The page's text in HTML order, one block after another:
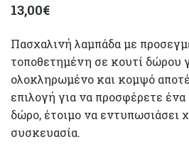
13,00€
Πασχαλινή λαμπάδα με
τοποθετημένη σε κουτί δώρου
ολοκληρωμένο και κομψό
επιλογή για να προσφέρετε
δώρο, έτοιμο να εντυπωσιάσει
συσκευασία.